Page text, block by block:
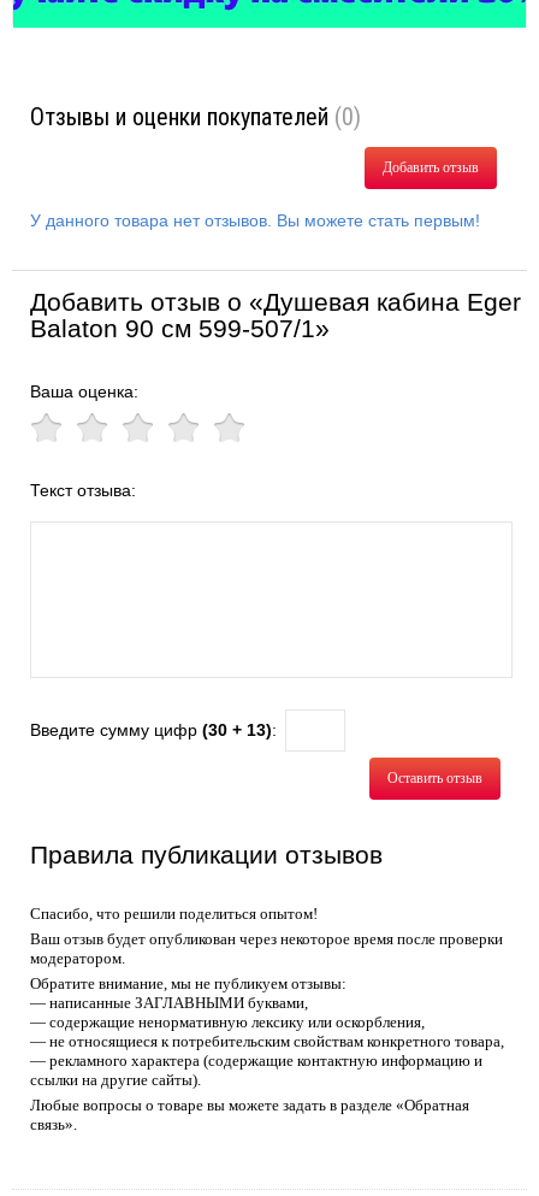
Отзывы и оценки покупателей (0)
Добавить отзыв
У данного товара нет отзывов. Вы можете стать первым!
Добавить отзыв о «Душевая кабина Eger
Balaton 90 см 599-507/1»
Ваша оценка:
Текст отзыва:
Введите сумму цифр (30 + 13):
Оставить отзыв
Правила публикации отзывов
Спасибо, что решили поделиться опытом!
Ваш отзыв будет опубликован через некоторое время после проверки
модератором.
Обратите внимание, мы не публикуем отзывы:
— написанные ЗАГЛАВНЫМИ буквами,
— содержащие ненормативную лексику или оскорбления,
— не относящиеся к потребительским свойствам конкретного товара,
— рекламного характера (содержащие контактную информацию и
ссылки на другие сайты).
Любые вопросы о товаре вы можете задать в разделе «Обратная
связь».